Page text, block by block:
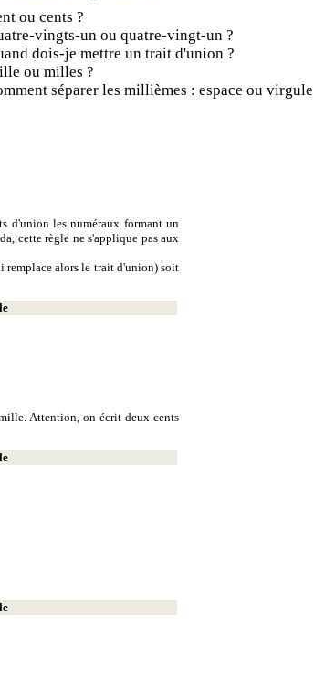
ou cents ?
vingts-un ou quatre-vingt-un ?
dois-je mettre un trait d'union ?
ou milles ?
séparer les millièmes : espace ou virgule
d'union les numéraux formant un
cette règle ne s'applique pas aux
remplace alors le trait d'union) soit
Attention, on écrit deux cents